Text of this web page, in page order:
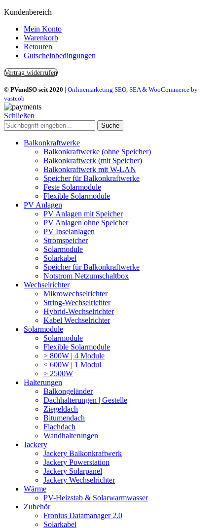
Kundenbereich
Mein Konto
Warenkorb
Retouren
Gutscheinbedingungen
Vertrag widerrufen
© PVundSO seit 2020 | Onlinemarketing SEO, SEA & WooCommerce by
vastcob
Schließen
Suche
Balkonkraftwerke
Balkonkraftwerke (ohne Speicher)
Balkonkraftwerk (mit Speicher)
Balkonkraftwerk mit W-LAN
Speicher für Balkonkraftwerke
Feste Solarmodule
Flexible Solarmodule
PV Anlagen
PV Anlagen mit Speicher
PV Anlagen ohne Speicher
PV Inselanlagen
Stromspeicher
Solarmodule
Solarkabel
Speicher für Balkonkraftwerke
Notstrom Netzumschaltbox
Wechselrichter
Mikrowechselrichter
String-Wechselrichter
Hybrid-Wechselrichter
Kabel Wechselrichter
Solarmodule
Solarmodule
Flexible Solarmodule
> 800W | 4 Module
< 600W | 1 Modul
> 2500W
Halterungen
Balkongeländer
Dachhalterungen | Gestelle
Ziegeldach
Bitumendach
Flachdach
Wandhalterungen
Jackery
Jackery Balkonkraftwerk
Jackery Powerstation
Jackery Solarpanel
Jackery Wechselrichter
Wärme
PV-Heizstab & Solarwarmwasser
Zubehör
Fronius Datamanager 2.0
Solarkabel